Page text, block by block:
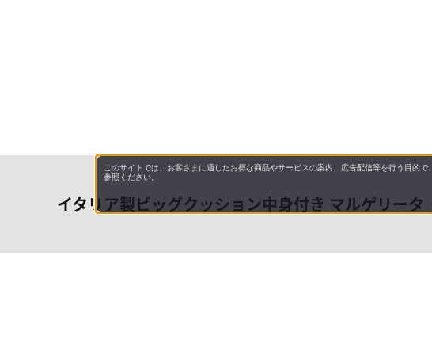
イタリア製ビッグクッション中身付き マルゲリータ
このサイトでは、お客さまに適したお得な商品やサービスの案内、広告配信等を行う目的
参照ください。